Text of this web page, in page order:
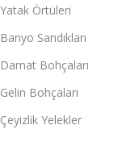
Yatak Örtüleri
Banyo Sandıkları
Damat Bohçaları
Gelin Bohçaları
Çeyizlik Yelekler